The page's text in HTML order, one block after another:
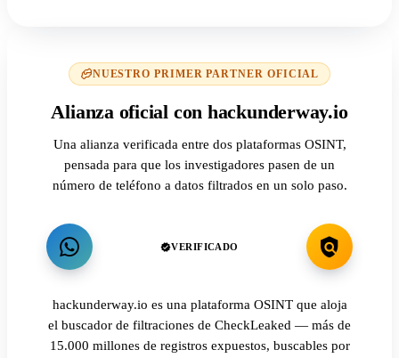
NUESTRO PRIMER PARTNER OFICIAL
Alianza oficial con hackunderway.io
Una alianza verificada entre dos plataformas OSINT,
pensada para que los investigadores pasen de un
número de teléfono a datos filtrados en un solo paso.
VERIFICADO
hackunderway.io es una plataforma OSINT que aloja
el buscador de filtraciones de CheckLeaked — más de
15.000 millones de registros expuestos, buscables por